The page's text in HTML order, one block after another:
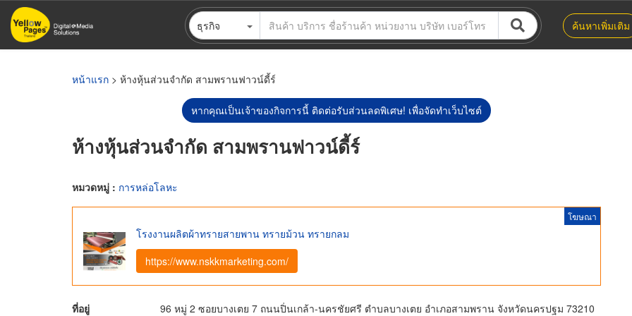
ข้าม
ไป
ธุรกิจ ค้นหาเพิ่มเติม
หน้าแรก > ห้างหุ้นส่วนจำกัด สามพรานฟาวน์ดี้ร์
หากคุณเป็นเจ้าของกิจการนี้ ติดต่อรับส่วนลดพิเศษ! เพื่อจัดทำเว็บไซต์
ห้างหุ้นส่วนจำกัด สามพรานฟาวน์ดี้ร์
หมวดหมู่ : การหล่อโลหะ
โฆษณา
โรงงานผลิตผ้าทรายสายพาน ทรายม้วน ทรายกลม
https://www.nskkmarketing.com/
ที่อยู่ 96 หมู่ 2 ซอยบางเตย 7 ถนนปิ่นเกล้า-นครชัยศรี ตำบลบางเตย อำเภอสามพราน จังหวัดนครปฐม 73210